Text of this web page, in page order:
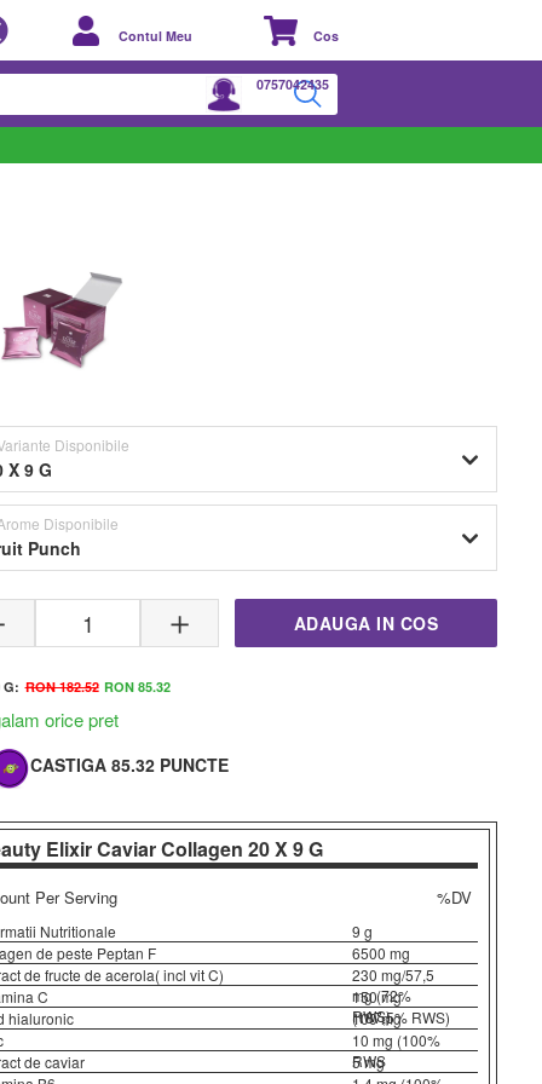
Cos
Contul Meu
0757042435
Puncte Musclegain
Primesti cele mai bune preturi de pe piata la noi in
X 9 G
Disponibile
Punch
Disponibile
ADAUGA IN COS
G: RON 182.52 RON 85.32
orice pret
CASTIGA 85.32 PUNCTE
Elixir Caviar Collagen20 X 9 G
Per Serving %DV
Nutritionale
9 g
de peste Peptan F
6500 mg
de fructe de acerola( incl vit C)
230 mg/57,5
mg (72%
RWS)
C
150 mg
(187,5% RWS)
hialuronic
100 mg
10 mg (100%
RWS
de caviar
5 mg